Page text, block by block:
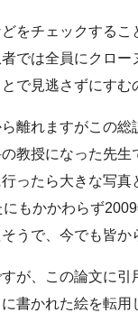
をチェックするこ
では全員にクロ
で見逃さずにすむ
離れますがこの総
教授になった先
ったら大きな写
もかかわらず
うで、今でも皆か
が、この論文に引
書かれた絵を転